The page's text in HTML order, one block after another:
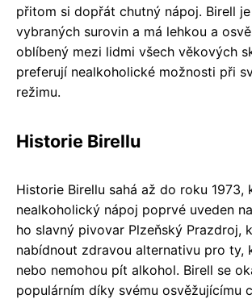
přitom si dopřát chutný nápoj. Birell
vybraných surovin a má lehkou a
oblíbený mezi lidmi všech věkových
preferují nealkoholické možnosti při
režimu.
Historie Birellu
Historie Birellu sahá až do roku 1973,
nealkoholický nápoj poprvé uveden
ho slavný pivovar Plzeňský Prazdroj,
nabídnout zdravou alternativu pro ty,
nebo nemohou pít alkohol. Birell se
populárním díky svému osvěžujícímu